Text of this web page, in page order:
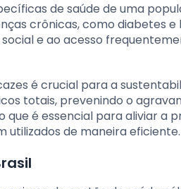
de saúde de uma
crônicas, como diabetes e
e ao acesso
é crucial para a
totais, prevenindo o
é essencial para aliviar a
utilizados de maneira eficiente.